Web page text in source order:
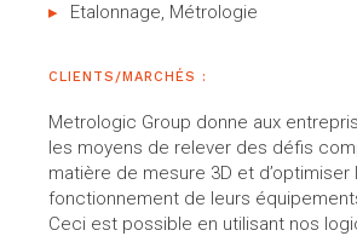
Etalonnage, Métrologie
CLIENTS/MARCHÉS :
Metrologic Group donne aux
les moyens de relever des défis
matière de mesure 3D et d’optimiser
fonctionnement de leurs
Ceci est possible en utilisant nos